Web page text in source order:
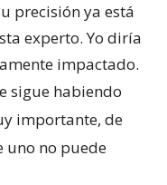
precisión ya está
experto. Yo diría
impactado.
sigue habiendo
importante, de
uno no puede